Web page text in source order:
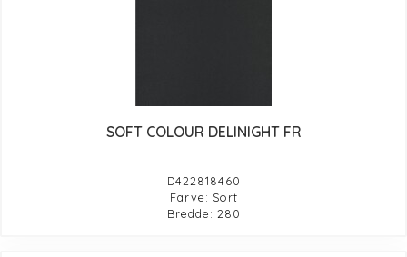
SOFT COLOUR DELINIGHT FR
D422818460
Farve: Sort
Bredde: 280